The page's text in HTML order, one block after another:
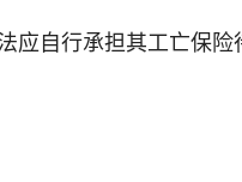
自行承担其工亡保险